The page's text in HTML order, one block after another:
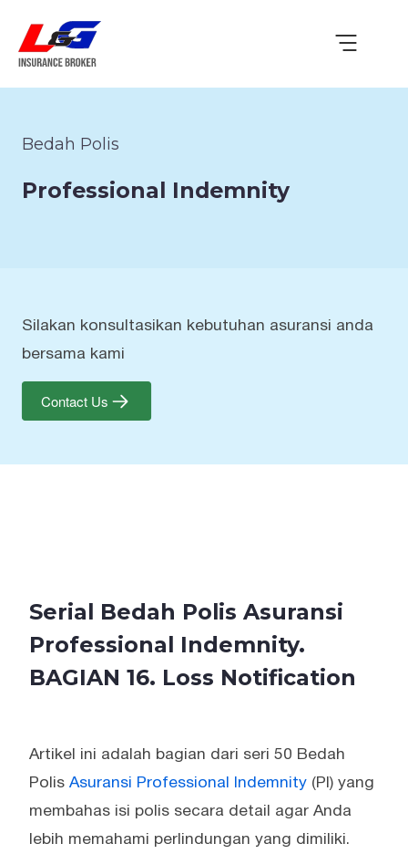
Bedah Polis
Professional Indemnity
Silakan konsultasikan kebutuhan asuransi anda
bersama kami
Contact Us
Serial Bedah Polis Asuransi
Professional Indemnity.
BAGIAN 16. Loss Notification
Artikel ini adalah bagian dari seri 50 Bedah
Polis Asuransi Professional Indemnity (PI) yang
membahas isi polis secara detail agar Anda
lebih memahami perlindungan yang dimiliki.